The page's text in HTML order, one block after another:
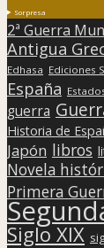
Sorpresa
2ª Guerra
Antigua
Edhasa Ediciones
España
guerra
Historia de
Japón libros
Novela
Primera
Siglo XIX